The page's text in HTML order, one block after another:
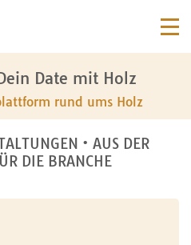
Date mit Holz
rund ums Holz
• AUS DER
DIE BRANCHE